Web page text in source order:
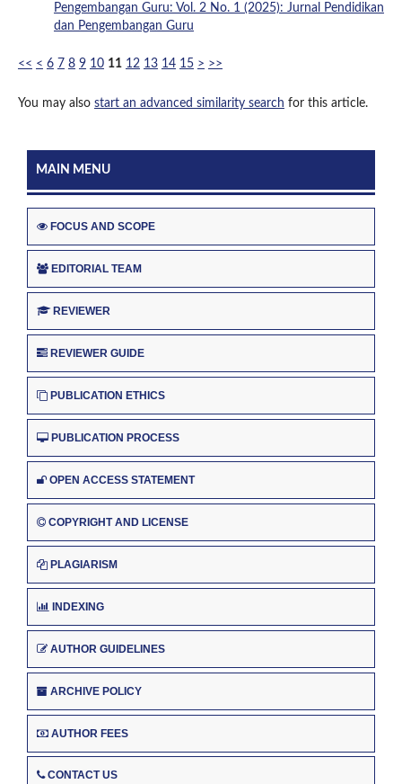
Pengembangan Guru: Vol. 2 No. 1 (2025): Jurnal Pendidikan
dan Pengembangan Guru
<< < 6 7 8 9 10 11 12 13 14 15 > >>
You may also start an advanced similarity search for this article.
MAIN MENU
FOCUS AND SCOPE
EDITORIAL TEAM
REVIEWER
REVIEWER GUIDE
PUBLICATION ETHICS
PUBLICATION PROCESS
OPEN ACCESS STATEMENT
COPYRIGHT AND LICENSE
PLAGIARISM
INDEXING
AUTHOR GUIDELINES
ARCHIVE POLICY
AUTHOR FEES
CONTACT US